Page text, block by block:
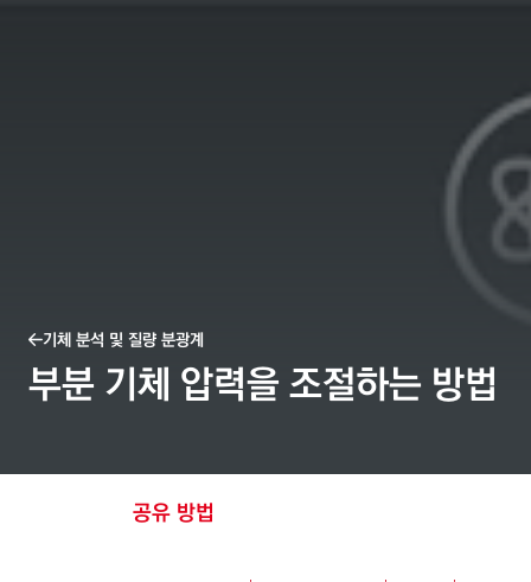
기체 분석 및 질량 분광계
부분 기체 압력을 조절하는 방법
공유 방법